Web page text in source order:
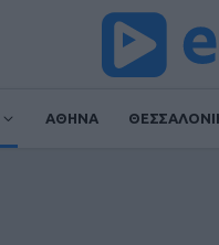
ΑΘΗΝΑ